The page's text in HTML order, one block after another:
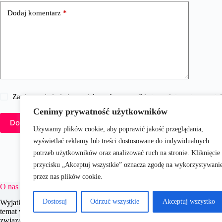
Cenimy prywatność użytkowników
Używamy plików cookie, aby poprawić jakość przeglądania,
wyświetlać reklamy lub treści dostosowane do indywidualnych
potrzeb użytkowników oraz analizować ruch na stronie. Kliknięcie
przycisku „Akceptuj wszystkie” oznacza zgodę na
przez nas plików cookie.
Dostosuj Odrzuć wszystkie Akceptuj wszystko
Dodaj komentarz *
Zapisz moje imię i nazwisko, adres e-mail i stronę internetową w
Dodaj komentarz
O nas
WyjatkoweDzieci.pl to portal dedykowany rodzicom i opiekunom,
temat wychowania, edukacji i zdrowia dzieci. Naszym celem jest